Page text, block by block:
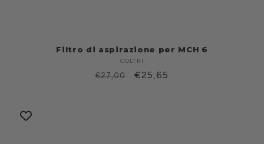
Filtro di aspirazione per MCH 6
Produttore:
COLTRI
Prezzo
€27,00
Prezzo
€25,65